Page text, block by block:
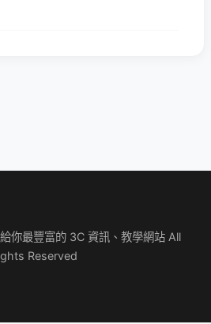
你最豐富的 3C 資訊、教學網站 All
Reserved